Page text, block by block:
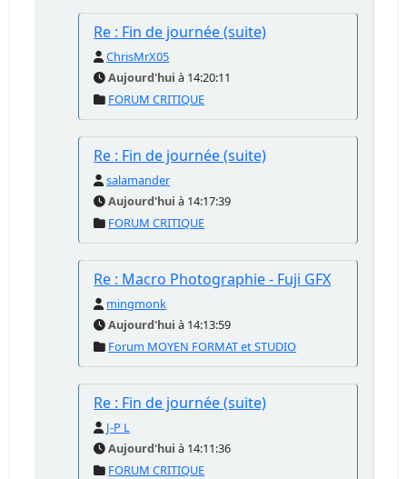
Re : Fin de journée (suite)
ChrisMrX05
Aujourd'hui à 14:20:11
FORUM CRITIQUE
Re : Fin de journée (suite)
salamander
Aujourd'hui à 14:17:39
FORUM CRITIQUE
Re : Macro Photographie - Fuji GFX
mingmonk
Aujourd'hui à 14:13:59
Forum MOYEN FORMAT et STUDIO
Re : Fin de journée (suite)
J-P L
Aujourd'hui à 14:11:36
FORUM CRITIQUE